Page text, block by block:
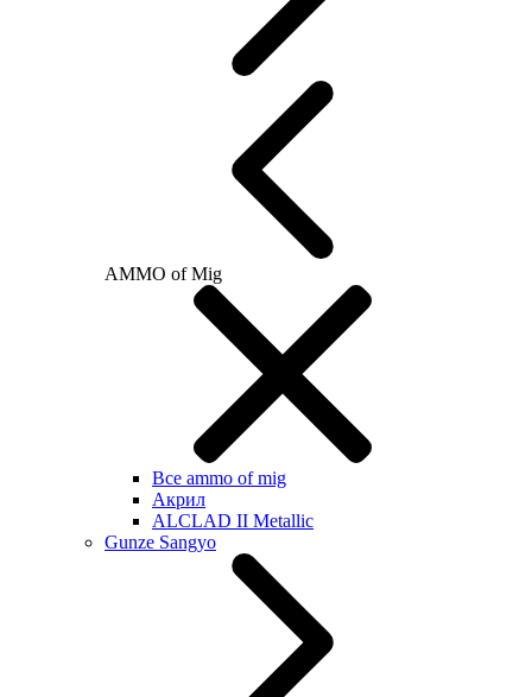
AMMO of Mig
Все ammo of mig
Акрил
ALCLAD II Metallic
Gunze Sangyo